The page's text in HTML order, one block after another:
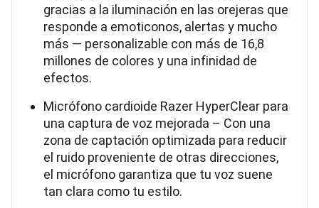
gracias a la iluminación en las orejeras que
responde a emoticonos, alertas y mucho
más — personalizable con más de 16,8
millones de colores y una infinidad de
efectos.
Micrófono cardioide Razer HyperClear para
una captura de voz mejorada – Con una
zona de captación optimizada para reducir
el ruido proveniente de otras direcciones,
el micrófono garantiza que tu voz suene
tan clara como tu estilo.